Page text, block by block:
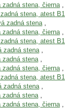
zadná stena, čierna ,
stena, atest B1
zadná stena ,
zadná stena, čierna ,
stena, atest B1
zadná stena ,
zadná stena ,
zadná stena, čierna ,
stena, atest B1
zadná stena ,
zadná stena ,
zadná stena, čierna ,